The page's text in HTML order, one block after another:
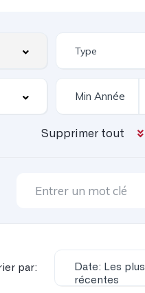
Supprimer tout
par:
Date: Les plus
récentes